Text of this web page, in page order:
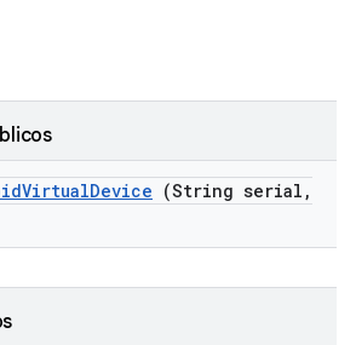
VirtualDevice (String serial ,